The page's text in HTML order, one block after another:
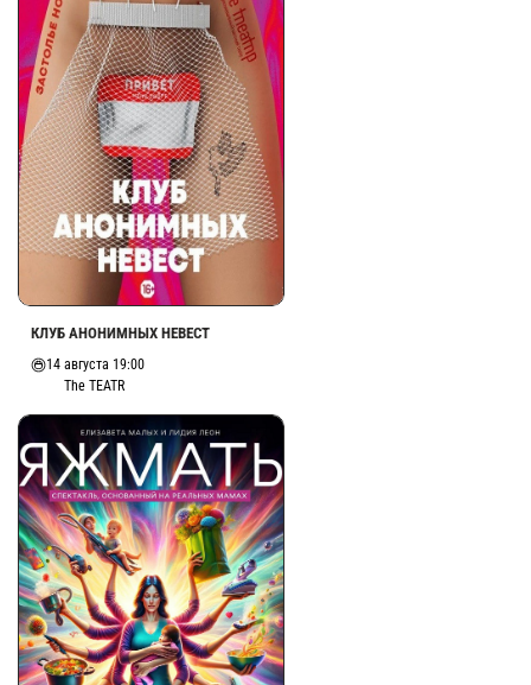
КЛУБ АНОНИМНЫХ НЕВЕСТ
14 августа 19:00
The TEATR